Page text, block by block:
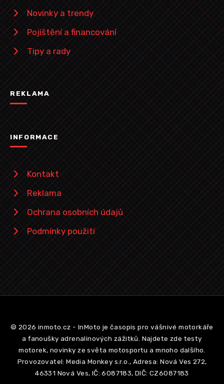
Novinky a trendy
Pojištění a financování
Tipy a rady
REKLAMA
INFORMACE
Kontakt
Reklama
Ochrana osobních údajů
Podmínky použití
© 2026 inmoto.cz - InMoto je časopis pro vášnivé motorkáře
a fanoušky adrenalinových zážitků. Najdete zde testy
motorek, novinky ze světa motosportu a mnoho dalšího.
Provozovatel: Media Monkey s.r.o., Adresa: Nová Ves 272,
46331 Nová Ves, IČ: 6087183, DIČ: CZ6087183